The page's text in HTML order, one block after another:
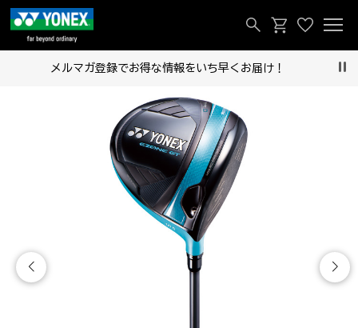
メルマガ登録でお得な情報をいち早くお届け！